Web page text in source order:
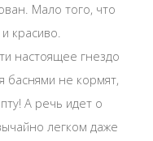
Мало того, что
красиво.
настоящее гнездо
баснями не кормят,
А речь идет о
легком даже